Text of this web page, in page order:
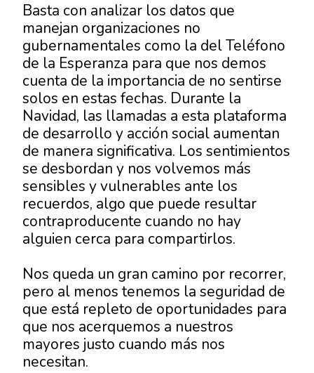
Basta con analizar los datos que
manejan organizaciones no
gubernamentales como la del Teléfono
de la Esperanza para que nos demos
cuenta de la importancia de no sentirse
solos en estas fechas. Durante la
Navidad, las llamadas a esta plataforma
de desarrollo y acción social aumentan
de manera significativa. Los sentimientos
se desbordan y nos volvemos más
sensibles y vulnerables ante los
recuerdos, algo que puede resultar
contraproducente cuando no hay
alguien cerca para compartirlos.
Nos queda un gran camino por recorrer,
pero al menos tenemos la seguridad de
que está repleto de oportunidades para
que nos acerquemos a nuestros
mayores justo cuando más nos
necesitan.